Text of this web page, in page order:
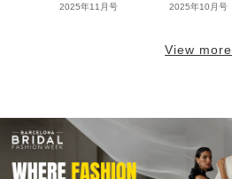
2025年11月号 2025年10月号
View more